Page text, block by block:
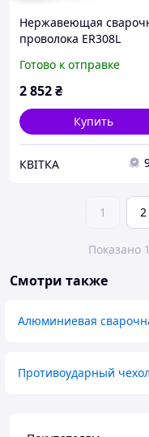
Нержавеющая
проволока ER308L
(GWS8105)
Готово к отправке
2 852₴
Купить
КВІТКА
1 2
Показано
Смотри также
Алюминиевая
Противоударный